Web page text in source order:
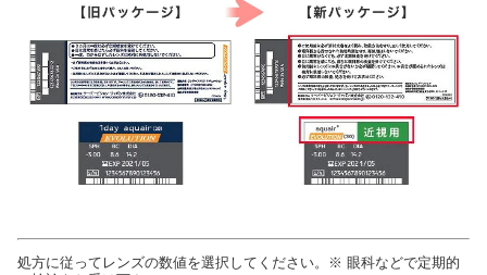
処方に従ってレンズの数値を選択してください。※ 眼科などで定期的